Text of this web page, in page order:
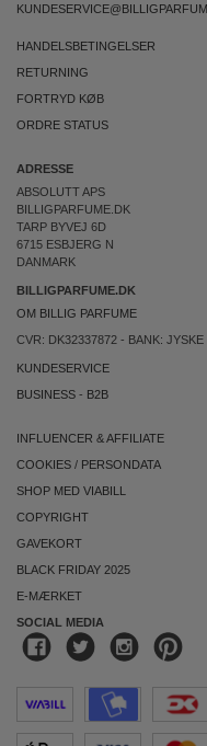
HANDELSBETINGELSER
RETURNING
FORTRYD KØB
ORDRE STATUS
ADRESSE
ABSOLUTT APS
BILLIGPARFUME.DK
TARP BYVEJ 6D
6715 ESBJERG N
DANMARK
BILLIGPARFUME.DK
OM BILLIG PARFUME
CVR: DK32337872 - BANK: JYSKE
KUNDESERVICE
BUSINESS - B2B
INFLUENCER & AFFILIATE
COOKIES / PERSONDATA
SHOP MED VIABILL
COPYRIGHT
GAVEKORT
BLACK FRIDAY 2025
E-MÆRKET
SOCIAL MEDIA